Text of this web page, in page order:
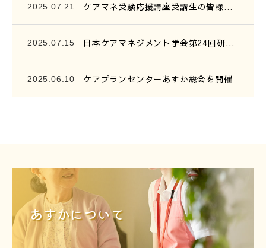
2025.07.21 ケアマネ受験応援講座受講生の皆様へ、連絡です。
2025.07.15 日本ケアマネジメント学会第24回研究大会参加報告
2025.06.10 ケアプランセンターあすか総会を開催
あすかについて